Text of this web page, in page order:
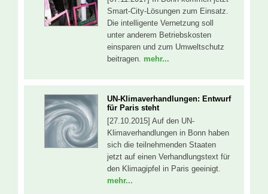
Smart-City-Lösungen zum Einsatz.
Die intelligente Vernetzung soll
unter anderem Betriebskosten
einsparen und zum Umweltschutz
beitragen. mehr...
UN-Klimaverhandlungen: Entwurf
für Paris steht
[27.10.2015] Auf den UN-
Klimaverhandlungen in Bonn haben
sich die teilnehmenden Staaten
jetzt auf einen Verhandlungstext für
den Klimagipfel in Paris geeinigt.
mehr...